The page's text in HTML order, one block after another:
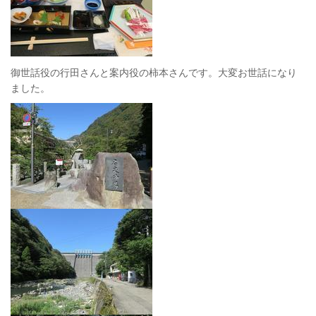
御世話役の行田さんと案内役の柿本さんです。大変お世話になり
ました。